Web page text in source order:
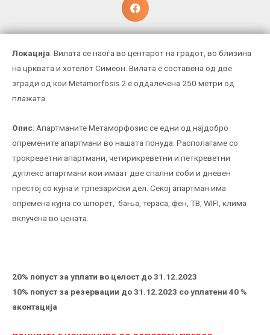
Локација: Вилата се наоѓа во центарот на градот, во близина
на црквата и хотелот Симеон. Вилата е составена од две
згради од кои Metamorfosis 2 е оддалечена 250 метри од
плажата.
Опис: Апартманите Метаморфозис се едни од најдобро
опремените апартмани во нашата понуда. Располагаме со
трокреветни апартмани, четирикреветни и петкреветни
дуплекс апартмани кои имаат две спални соби и дневен
престој со кујна и трпезариски дел. Секој апартман има
опремена кујна со шпорет, бања, тераса, фен, ТВ, WIFI, клима
вклучена во цената.
20% попуст за уплати во целост до 31.12.2023
10% попуст за резервации до 31.12.2023 со уплатени 40 %
аконтација